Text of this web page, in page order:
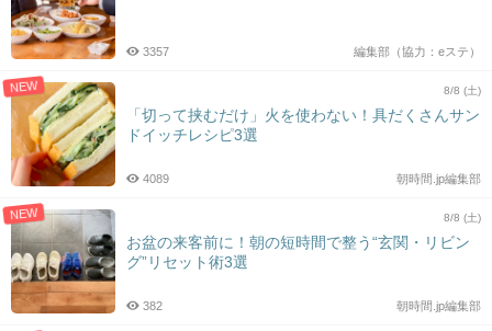
編集部（協力：eステ）
3357
NEW 8/8 (土)
「切って挟むだけ」火を使わない！具だくさんサン
ドイッチレシピ3選
朝時間.jp編集部
4089
NEW 8/8 (土)
お盆の来客前に！朝の短時間で整う“玄関・リビン
グ”リセット術3選
朝時間.jp編集部
382